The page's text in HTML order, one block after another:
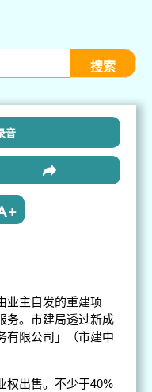
音
+
业主自发的重建项
务。市建局透过新成
有限公司」（市建中
权出售。不少于40%